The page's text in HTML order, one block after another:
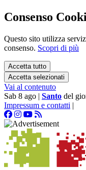
Consenso
Questo sito utilizza
consenso. Scopri di più
Accetta tutto
Accetta selezionati
Vai al contenuto
Sab 8 ago | Santo del
Impressum e contatti |